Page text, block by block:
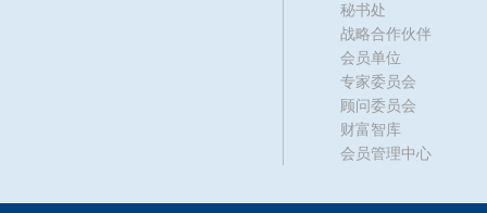
秘书处
战略合作伙伴
会员单位
专家委员会
顾问委员会
财富智库
会员管理中心